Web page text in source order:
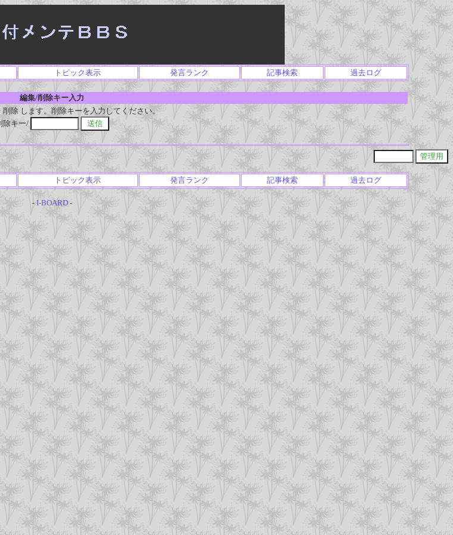
トピック表示 発言ランク 記事検索 過去ログ
編集/削除キー入力
削除 します。削除キーを入力してください。
除キー/
トピック表示 発言ランク 記事検索 過去ログ
- I-BOARD-